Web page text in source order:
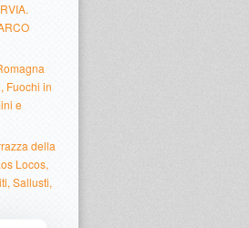
Fuochi in
e
della
Locos,
Sallusti,